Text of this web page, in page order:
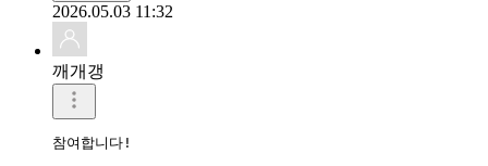
2026.05.03 11:32
깨개갱
참여합니다!